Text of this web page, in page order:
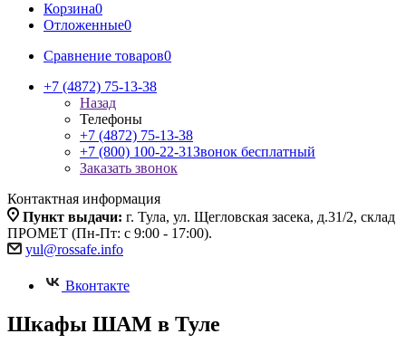
Корзина0
Отложенные0
Сравнение товаров0
+7 (4872) 75-13-38
Назад
Телефоны
+7 (4872) 75-13-38
+7 (800) 100-22-31Звонок бесплатный
Заказать звонок
Контактная информация
Пункт выдачи: г. Тула, ул. Щегловская засека, д.31/2, склад
ПРОМЕТ (Пн-Пт: с 9:00 - 17:00).
yul@rossafe.info
Вконтакте
Шкафы ШАМ в Туле